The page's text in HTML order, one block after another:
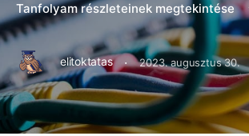
Tanfolyam részleteinek megtekintése
elitoktatas · 2023. augusztus 30.